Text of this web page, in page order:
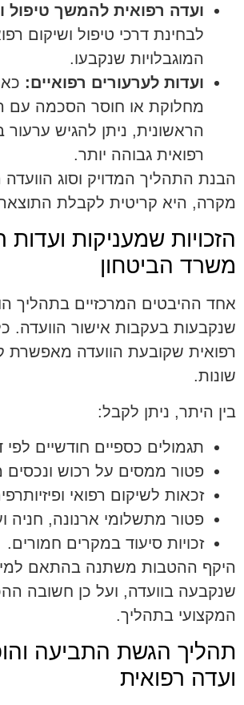
ועדה רפואית להמשך טיפול
לבחינת דרכי טיפול ושיקום
המוגבלויות שנקבעו.
ועדות לערעורים רפואיים:
מחלוקת או חוסר הסכמה עם
הראשונית, ניתן להגיש ערעור
רפואית גבוהה יותר.
הבנת התהליך המדויק וסוג
מקרה, היא קריטית לקבלת
הזכויות שמעניקות ועדות
משרד הביטחון
אחד ההיבטים המרכזיים בתהליך
שנקבעות בעקבות אישור הוועדה.
רפואית שקובעת הוועדה מאפשרת
שונות.
בין היתר, ניתן לקבל:
תגמולים כספיים חודשיים
פטור ממסים על רכוש ונכסים
זכאות לשיקום רפואי
פטור מתשלומי ארנונה, חניה
זכויות סיעוד במקרים חמורים.
היקף ההטבות משתנה בהתאם
שנקבעה בוועדה, ועל כן חשובה
המקצועי בתהליך.
תהליך הגשת התביעה
ועדה רפואית